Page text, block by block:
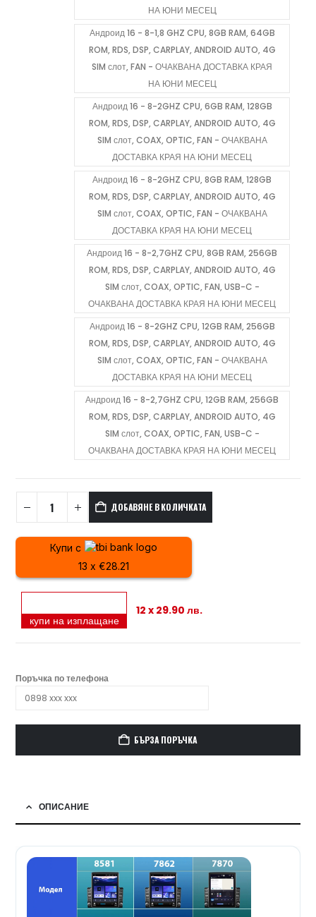
НА ЮНИ МЕСЕЦ
Андроид 16 - 8-1,8 GHZ CPU, 8GB RAM, 64GB
ROM, RDS, DSP, CARPLAY, ANDROID AUTO, 4G
SIM слот, FAN - ОЧАКВАНА ДОСТАВКА КРАЯ
НА ЮНИ МЕСЕЦ
Андроид 16 - 8-2GHZ CPU, 6GB RAM, 128GB
ROM, RDS, DSP, CARPLAY, ANDROID AUTO, 4G
SIM слот, COAX, OPTIC, FAN - ОЧАКВАНА
ДОСТАВКА КРАЯ НА ЮНИ МЕСЕЦ
Андроид 16 - 8-2GHZ CPU, 8GB RAM, 128GB
ROM, RDS, DSP, CARPLAY, ANDROID AUTO, 4G
SIM слот, COAX, OPTIC, FAN - ОЧАКВАНА
ДОСТАВКА КРАЯ НА ЮНИ МЕСЕЦ
Андроид 16 - 8-2,7GHZ CPU, 8GB RAM, 256GB
ROM, RDS, DSP, CARPLAY, ANDROID AUTO, 4G
SIM слот, COAX, OPTIC, FAN, USB-C -
ОЧАКВАНА ДОСТАВКА КРАЯ НА ЮНИ МЕСЕЦ
Андроид 16 - 8-2GHZ CPU, 12GB RAM, 256GB
ROM, RDS, DSP, CARPLAY, ANDROID AUTO, 4G
SIM слот, COAX, OPTIC, FAN - ОЧАКВАНА
ДОСТАВКА КРАЯ НА ЮНИ МЕСЕЦ
Андроид 16 - 8-2,7GHZ CPU, 12GB RAM, 256GB
ROM, RDS, DSP, CARPLAY, ANDROID AUTO, 4G
SIM слот, COAX, OPTIC, FAN, USB-C -
ОЧАКВАНА ДОСТАВКА КРАЯ НА ЮНИ МЕСЕЦ
ДОБАВЯНЕ В КОЛИЧКАТА
Купи с
13 x €28.21
купи на изплащане
12 x 29.90 лв.
Поръчка по телефона
БЪРЗА ПОРЪЧКА
ОПИСАНИЕ